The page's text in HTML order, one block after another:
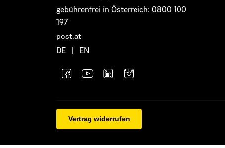
gebührenfrei in Österreich: 0800 100
197
post.at
DE
EN
Vertrag widerrufen